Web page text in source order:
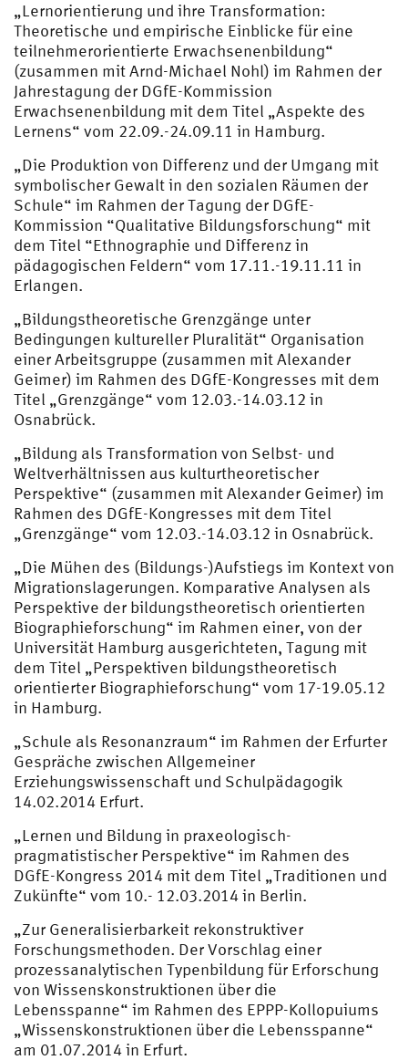
„Lernorientierung und ihre Transformation:
Theoretische und empirische Einblicke für eine
teilnehmerorientierte Erwachsenenbildung“
(zusammen mit Arnd-Michael Nohl) im Rahmen der
Jahrestagung der DGfE-Kommission
Erwachsenenbildung mit dem Titel „Aspekte des
Lernens“ vom 22.09.-24.09.11 in Hamburg.
„Die Produktion von Differenz und der Umgang mit
symbolischer Gewalt in den sozialen Räumen der
Schule“ im Rahmen der Tagung der DGfE-
Kommission “Qualitative Bildungsforschung“ mit
dem Titel “Ethnographie und Differenz in
pädagogischen Feldern“ vom 17.11.-19.11.11 in
Erlangen.
„Bildungstheoretische Grenzgänge unter
Bedingungen kultureller Pluralität“ Organisation
einer Arbeitsgruppe (zusammen mit Alexander
Geimer) im Rahmen des DGfE-Kongresses mit dem
Titel „Grenzgänge“ vom 12.03.-14.03.12 in
Osnabrück.
„Bildung als Transformation von Selbst- und
Weltverhältnissen aus kulturtheoretischer
Perspektive“ (zusammen mit Alexander Geimer) im
Rahmen des DGfE-Kongresses mit dem Titel
„Grenzgänge“ vom 12.03.-14.03.12 in Osnabrück.
„Die Mühen des (Bildungs-)Aufstiegs im Kontext von
Migrationslagerungen. Komparative Analysen als
Perspektive der bildungstheoretisch orientierten
Biographieforschung“ im Rahmen einer, von der
Universität Hamburg ausgerichteten, Tagung mit
dem Titel „Perspektiven bildungstheoretisch
orientierter Biographieforschung“ vom 17-19.05.12
in Hamburg.
„Schule als Resonanzraum“ im Rahmen der Erfurter
Gespräche zwischen Allgemeiner
Erziehungswissenschaft und Schulpädagogik
14.02.2014 Erfurt.
„Lernen und Bildung in praxeologisch-
pragmatistischer Perspektive“ im Rahmen des
DGfE-Kongress 2014 mit dem Titel „Traditionen und
Zukünfte“ vom 10.- 12.03.2014 in Berlin.
„Zur Generalisierbarkeit rekonstruktiver
Forschungsmethoden. Der Vorschlag einer
prozessanalytischen Typenbildung für Erforschung
von Wissenskonstruktionen über die
Lebensspanne“ im Rahmen des EPPP-Kollopuiums
„Wissenskonstruktionen über die Lebensspanne“
am 01.07.2014 in Erfurt.